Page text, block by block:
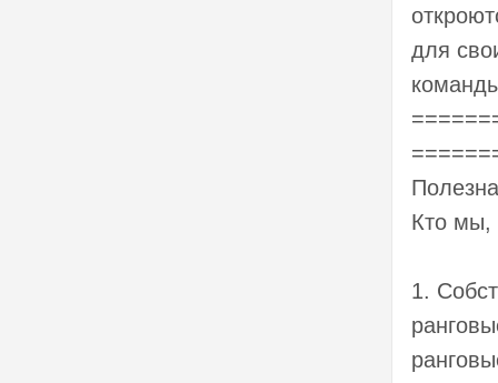
для
Кто мы,
1.